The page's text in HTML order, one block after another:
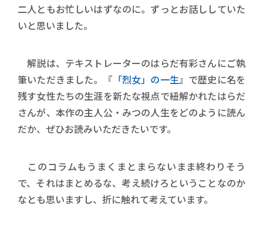
二人ともお忙しいはずなのに。ずっとお話ししていた
いと思いました。
解説は、テキストレーターのはらだ有彩さんにご執
筆いただきました。『 「烈女」の一生』で歴史に名を
残す女性たちの生涯を新たな視点で紐解かれたはらだ
さんが、本作の主人公・みつの人生をどのように読ん
だか、ぜひお読みいただきたいです。
このコラムもうまくまとまらないまま終わりそう
で、それはまとめるな、考え続けろということなのか
なとも思いますし、折に触れて考えています。